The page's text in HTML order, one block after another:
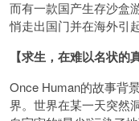
而有一款国产生存沙盒
悄走出国门并在海外引
【求生，在难以名状的
Once Human的故事背
界。世界在某一天突然